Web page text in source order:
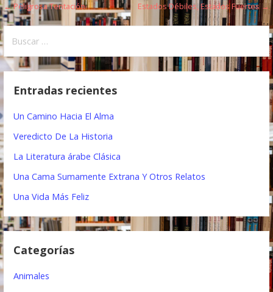
N
a
v
e
a
ó
d
← Peligrosa Tentación Estados Débiles, Estados Fuertes →
s
Entradas recientes
Un Camino Hacia El Alma
Veredicto De La Historia
La Literatura árabe Clásica
Una Cama Sumamente Extrana Y Otros Relatos
Una Vida Más Feliz
Categorías
Animales